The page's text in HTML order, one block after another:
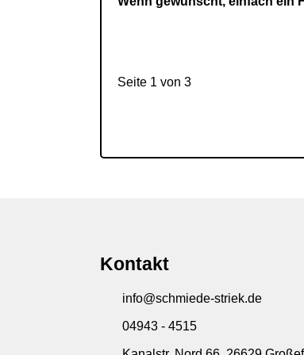
Seite 1 von 3
Kontakt
info@schmiede-striek.de
04943 - 4515